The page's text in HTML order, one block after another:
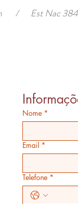
Est Nac
/
Nome *
Email *
Telefone *